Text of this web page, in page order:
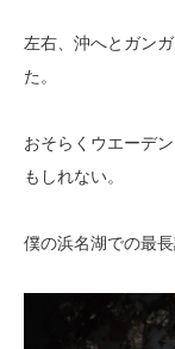
左右、沖へとガン
た。
おそらくウエーデ
もしれない。
僕の浜名湖での最長